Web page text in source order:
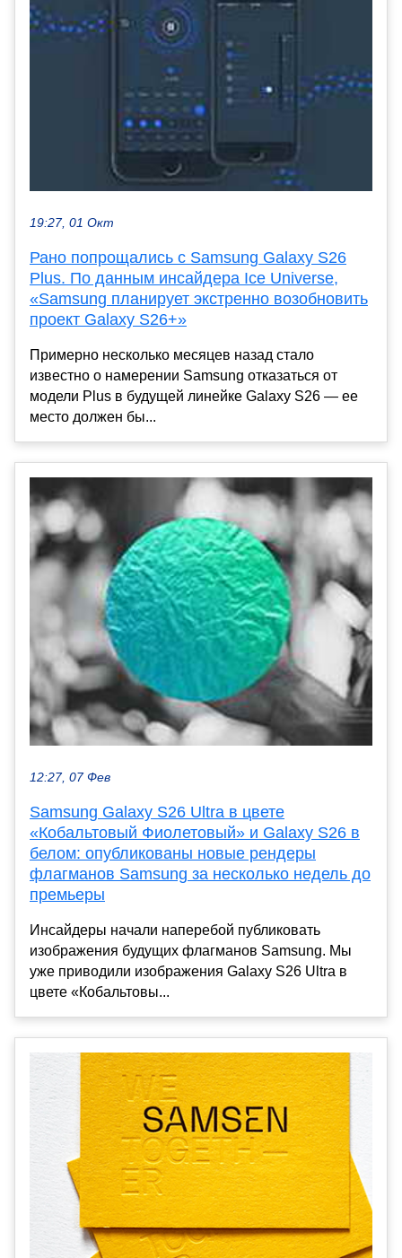
19:27, 01 Окт
Рано попрощались с Samsung Galaxy S26
Plus. По данным инсайдера Ice Universe,
«Samsung планирует экстренно возобновить
проект Galaxy S26+»
Примерно несколько месяцев назад стало
известно о намерении Samsung отказаться от
модели Plus в будущей линейке Galaxy S26 — ее
место должен бы...
12:27, 07 Фев
Samsung Galaxy S26 Ultra в цвете
«Кобальтовый Фиолетовый» и Galaxy S26 в
белом: опубликованы новые рендеры
флагманов Samsung за несколько недель до
премьеры
Инсайдеры начали наперебой публиковать
изображения будущих флагманов Samsung. Мы
уже приводили изображения Galaxy S26 Ultra в
цвете «Кобальтовы...